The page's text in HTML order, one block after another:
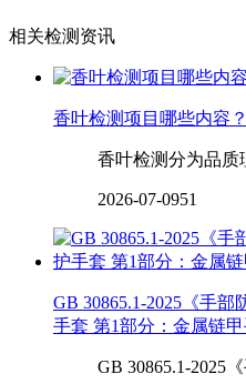
相关检测资讯
香叶检测项目哪些内容
香叶检测分为品质
2026-07-0951
GB 30865.1-2025《手
手套 第1部分：金属链
GB 30865.1-2025《